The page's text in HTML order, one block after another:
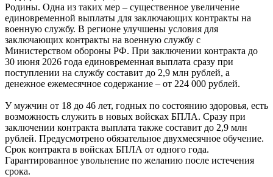
Родины. Одна из таких мер – существенное увеличение
единовременной выплаты для заключающих контракты на
военную службу. В регионе улучшены условия для
заключающих контракты на военную службу с
Министерством обороны РФ. При заключении контракта до
30 июня 2026 года единовременная выплата сразу при
поступлении на службу составит до 2,9 млн рублей, а
денежное ежемесячное содержание – от 224 000 рублей.
У мужчин от 18 до 46 лет, годных по состоянию здоровья, есть
возможность служить в новых войсках БПЛА. Сразу при
заключении контракта выплата также составит до 2,9 млн
рублей. Предусмотрено обязательное двухмесячное обучение.
Срок контракта в войсках БПЛА от одного года.
Гарантированное увольнение по желанию после истечения
срока.